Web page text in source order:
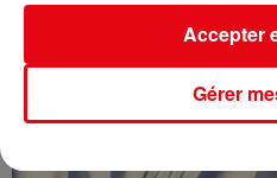
Gérer
Accepter